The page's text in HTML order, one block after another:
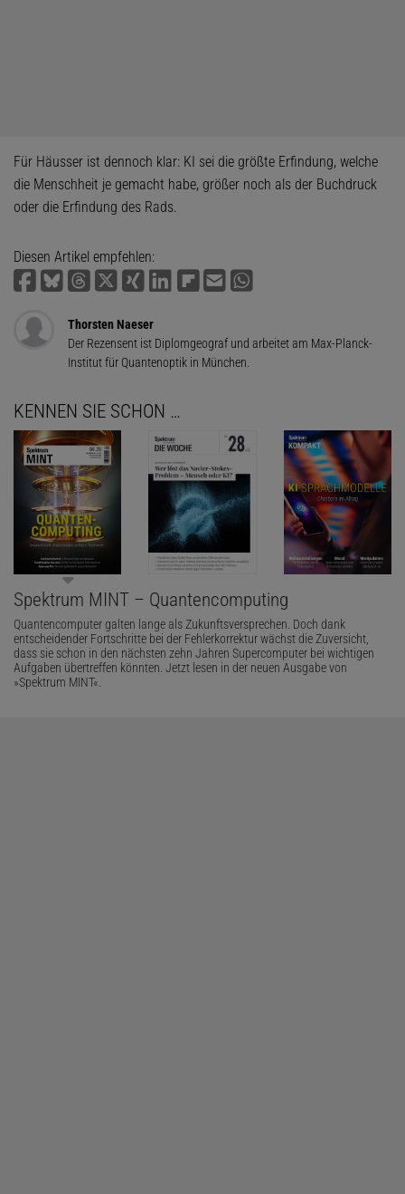
Für Häusser ist dennoch klar: KI sei die größte Erfindung, welche
die Menschheit je gemacht habe, größer noch als der Buchdruck
oder die Erfindung des Rads.
Diesen Artikel empfehlen:
Thorsten Naeser
Der Rezensent ist Diplomgeograf und arbeitet am Max-Planck-
Institut für Quantenoptik in München.
KENNEN SIE SCHON …
Spektrum MINT – Quantencomputing
Quantencomputer galten lange als Zukunftsversprechen. Doch dank
entscheidender Fortschritte bei der Fehlerkorrektur wächst die Zuversicht,
dass sie schon in den nächsten zehn Jahren Supercomputer bei wichtigen
Aufgaben übertreffen könnten. Jetzt lesen in der neuen Ausgabe von
»Spektrum MINT«.